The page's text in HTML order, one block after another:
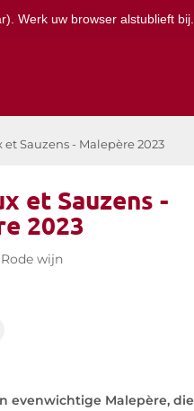
Werk uw browser alstublieft bij.
et Sauzens - Malepère 2023
et Sauzens -
2023
Rode wijn
evenwichtige Malepère, die